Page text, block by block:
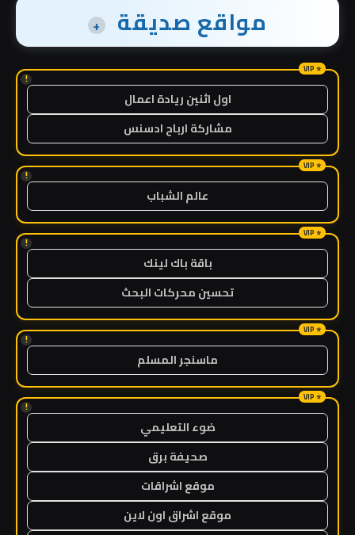
مواقع صديقة +
!
اول اثنين ريادة اعمال
مشاركة ارباح ادسنس
!
عالم الشباب
!
باقة باك لينك
تحسين محركات البحث
!
ماسنجر المسلم
!
ضوء التعليمي
صحيفة برق
موقع اشراقات
موقع اشراق اون لاين